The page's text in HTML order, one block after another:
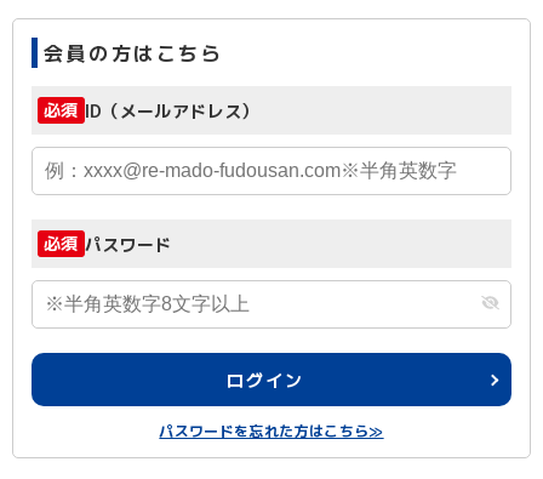
会員の方はこちら
必須 ID（メールアドレス）
必須 パスワード
ログイン
パスワードを忘れた方はこちら≫